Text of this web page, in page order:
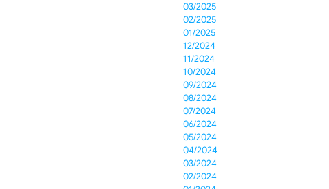
03/2025
02/2025
01/2025
12/2024
11/2024
10/2024
09/2024
08/2024
07/2024
06/2024
05/2024
04/2024
03/2024
02/2024